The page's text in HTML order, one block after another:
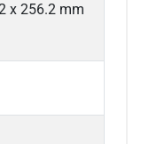
x 256.2 mm